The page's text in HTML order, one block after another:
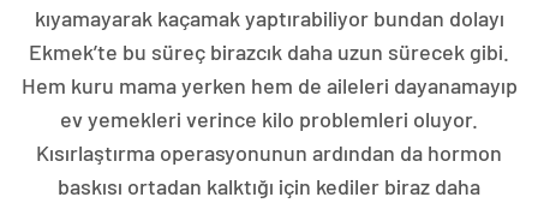
kıyamayarak kaçamak yaptırabiliyor bundan dolayı
Ekmek’te bu süreç birazcık daha uzun sürecek gibi.
Hem kuru mama yerken hem de aileleri dayanamayıp
ev yemekleri verince kilo problemleri oluyor.
Kısırlaştırma operasyonunun ardından da hormon
baskısı ortadan kalktığı için kediler biraz daha